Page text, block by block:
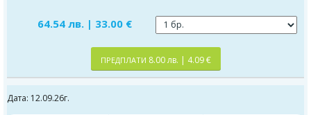
64.54 лв. | 33.00 €
ПРЕДПЛАТИ 8.00 лв. | 4.09 €
Дата: 12.09.26г.